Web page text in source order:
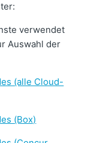
verwendet
Auswahl der
(alle Cloud-
(Box)